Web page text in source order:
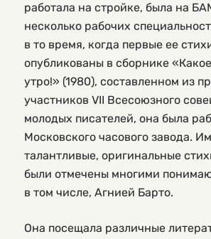
работала на стройке, была на
несколько рабочих
в то время, когда первые ее
опубликованы в сборнике
утро!» (1980), составленном из
участников VII Всесоюзного
молодых писателей, она была
Московского часового завода.
талантливые, оригинальные
были отмечены многими
в том числе, Агнией Барто.
Она посещала различные